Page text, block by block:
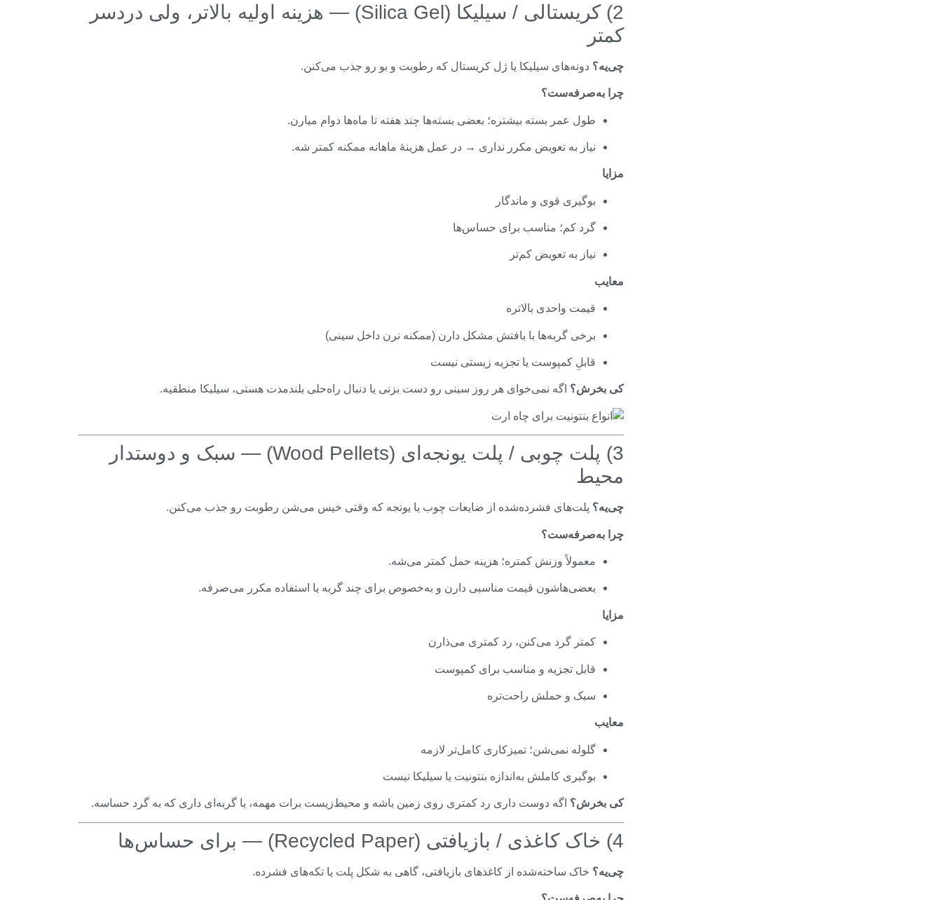
2) کریستالی / سیلیکا (Silica Gel) — هزینه اولیه بالاتر، ولی دردسر
کمتر
چی‌یه؟ دونه‌های سیلیکا یا ژل کریستال که رطوبت و بو رو جذب می‌کنن.
چرا به‌صرفه‌ست؟
طول عمر بسته بیشتره؛ بعضی بسته‌ها چند هفته تا ماه‌ها دوام میارن.
نیاز به تعویض مکرر نداری → در عمل هزینهٔ ماهانه ممکنه کمتر شه.
مزایا
بوگیری قوی و ماندگار
گرد کم؛ مناسب برای حساس‌ها
نیاز به تعویض کم‌تر
معایب
قیمت واحدی بالاتره
برخی گربه‌ها با بافتش مشکل دارن (ممکنه نرن داخل سینی)
قابلِ کمپوست یا تجزیه زیستی نیست
کی بخرش؟ اگه نمی‌خوای هر روز سینی رو دست بزنی یا دنبال راه‌حلی بلندمدت هستی، سیلیکا منطقیه.
3) پلت چوبی / پلت یونجه‌ای (Wood Pellets) — سبک و دوستدار
محیط
چی‌یه؟ پلت‌های فشرده‌شده از ضایعات چوب یا یونجه که وقتی خیس می‌شن رطوبت رو جذب می‌کنن.
چرا به‌صرفه‌ست؟
معمولاً وزنش کمتره؛ هزینه حمل کمتر می‌شه.
بعضی‌هاشون قیمت مناسبی دارن و به‌خصوص برای چند گربه یا استفاده مکرر می‌صرفه.
مزایا
کمتر گرد می‌کنن، رد کمتری می‌ذارن
قابل تجزیه و مناسب برای کمپوست
سبک و حملش راحت‌تره
معایب
گلوله نمی‌شن؛ تمیزکاری کامل‌تر لازمه
بوگیری کاملش به‌اندازه بنتونیت یا سیلیکا نیست
کی بخرش؟ اگه دوست داری رد کمتری روی زمین باشه و محیط‌زیست برات مهمه، یا گربه‌ای داری که به گرد حساسه.
4) خاک کاغذی / بازیافتی (Recycled Paper) — برای حساس‌ها
چی‌یه؟ خاک ساخته‌شده از کاغذهای بازیافتی، گاهی به شکل پلت یا تکه‌های فشرده.